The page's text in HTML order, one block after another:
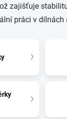
zajišťuje
práci v dílnách